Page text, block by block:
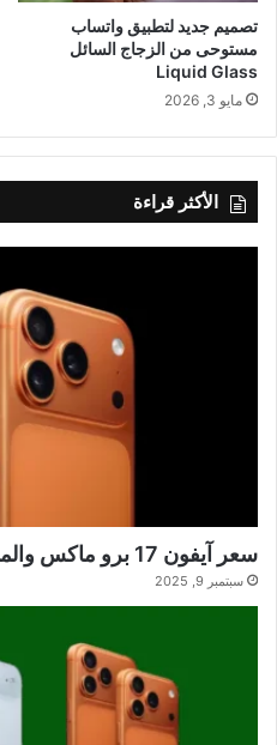
تصميم جديد لتطبيق واتساب
مستوحى من الزجاج السائل
Liquid Glass
مايو 3, 2026
الأكثر قراءة
سعر آيفون 17 برو ماكس والمواصفات الرسمية
سبتمبر 9, 2025